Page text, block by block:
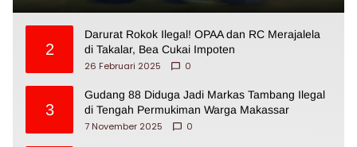
2
Darurat Rokok Ilegal! OPAA dan RC Merajalela
di Takalar, Bea Cukai Impoten
26 Februari 2025
0
3
Gudang 88 Diduga Jadi Markas Tambang Ilegal
di Tengah Permukiman Warga Makassar
7 November 2025
0